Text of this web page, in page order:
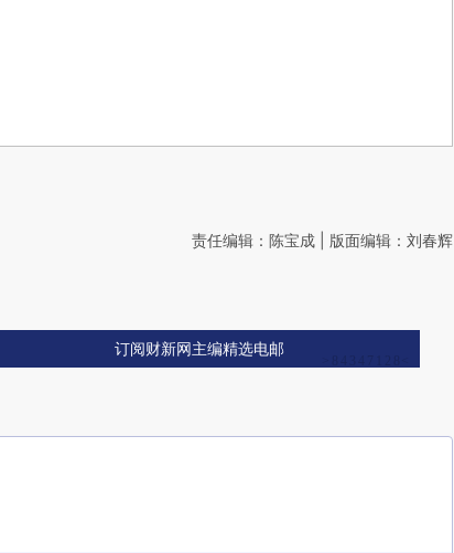
责任编辑：陈宝成 | 版面编辑：刘春辉
订阅财新网主编精选电邮